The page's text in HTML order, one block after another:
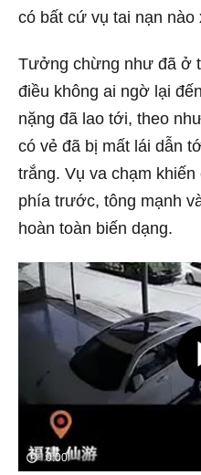
có bất cứ vụ tai nạn nào
Tưởng chừng như đã ở
điều không ai ngờ lại
nặng đã lao tới, theo
có vẻ đã bị mất lái dẫn
trắng. Vụ va chạm
phía trước, tông mạnh
hoàn toàn biến dạng.
0:00